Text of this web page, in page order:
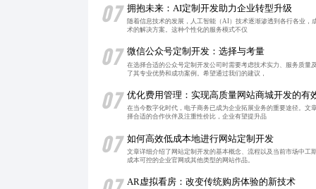
07 拥抱未来：AI定制开发助力企业转型升级
随着信息技术的发展，人工智能（AI）技术逐渐渗透到各行各业
术的解决方案。这种个性化的服务模式不仅
07 微信公众号定制开发：选择与考量
在选择合适的公众号定制开发公司时需要考虑技术实力、服务质
了其专业优势和成功案例。希望通过我们的建议，
07 优化费用管理：实现高质量网站商城开发的有
在当今数字化时代，电子商务已成为企业拓展业务的重要途径。
择合适的合作伙伴及注重性价比，企业有望提升品
07 如何高效低成本地进行网站定制开发
文章详细介绍了网站定制开发的基本概念、流程以及当前市场中
成本可控的企业官网或其他类型的网站作品。
AR虚拟看房：改变传统购房体验的新技术